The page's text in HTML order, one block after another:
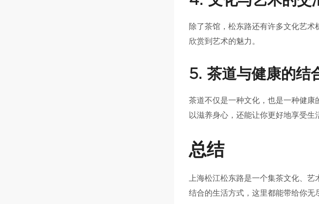
除了茶馆，松东路还有许多文化艺
欣赏到艺术的魅力。
5. 茶道与健康的结
茶道不仅是一种文化，也是一种健
以滋养身心，还能让你更好地享受生
总结
上海松江松东路是一个集茶文化、
结合的生活方式，这里都能带给你无